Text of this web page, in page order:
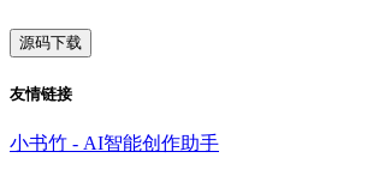
源码下载
友情链接
小书竹 - AI智能创作助手